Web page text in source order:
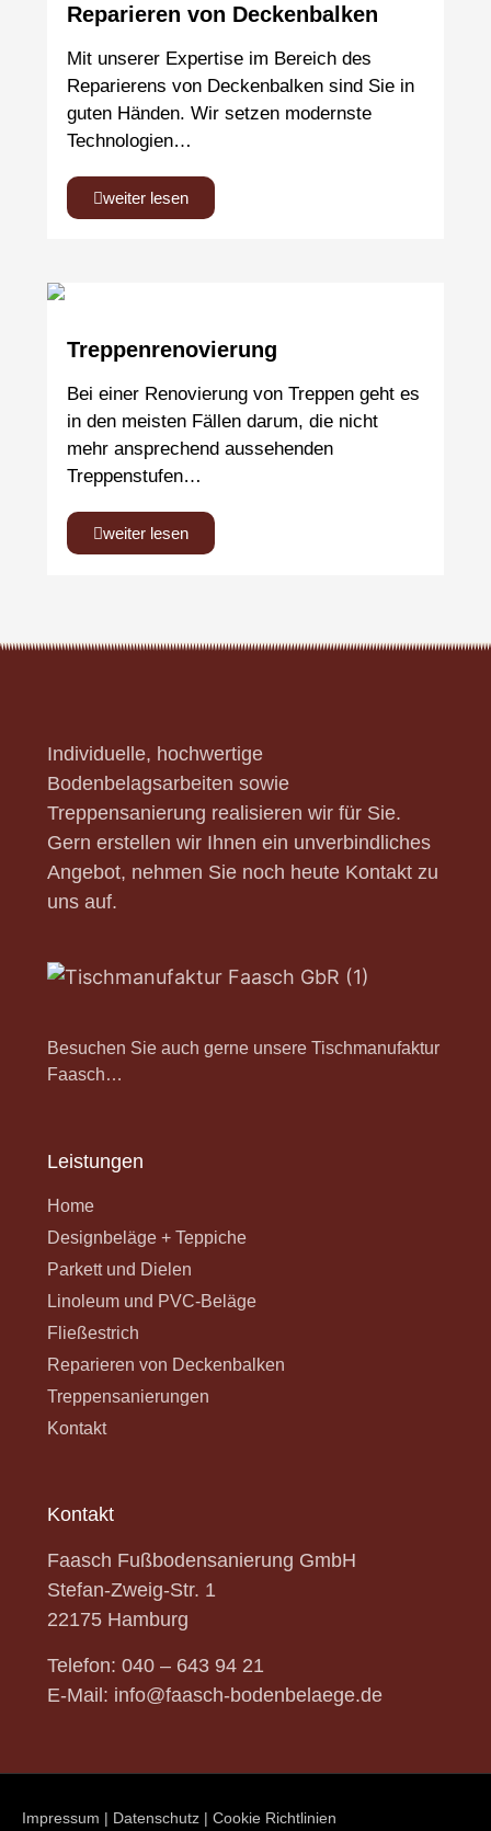
Reparieren von Deckenbalken
Mit unserer Expertise im Bereich des
Reparierens von Deckenbalken sind Sie in
guten Händen. Wir setzen modernste
Technologien…
weiter lesen
Treppenrenovierung
Bei einer Renovierung von Treppen geht es
in den meisten Fällen darum, die nicht
mehr ansprechend aussehenden
Treppenstufen…
weiter lesen
Individuelle, hochwertige
Bodenbelagsarbeiten sowie
Treppensanierung realisieren wir für Sie.
Gern erstellen wir Ihnen ein unverbindliches
Angebot, nehmen Sie noch heute Kontakt zu
uns auf.
Besuchen Sie auch gerne unsere Tischmanufaktur
Faasch…
Leistungen
Home
Designbeläge + Teppiche
Parkett und Dielen
Linoleum und PVC-Beläge
Fließestrich
Reparieren von Deckenbalken
Treppensanierungen
Kontakt
Kontakt
Faasch Fußbodensanierung GmbH
Stefan-Zweig-Str. 1
22175 Hamburg
Telefon: 040 – 643 94 21
E-Mail: info@faasch-bodenbelaege.de
Impressum | Datenschutz | Cookie Richtlinien